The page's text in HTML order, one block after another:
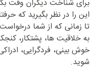
برای شناخت دیگران وقت
این را در نظر بگیرید که
تا زمانی که از شما
به خلاقیت ها، پشتکار،
خوش بینی، فردگرایی،
شوید.